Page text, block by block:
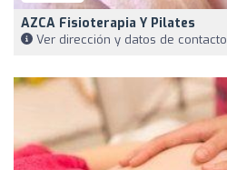
AZCA Fisioterapia Y Pilates
Ver dirección y datos de contacto